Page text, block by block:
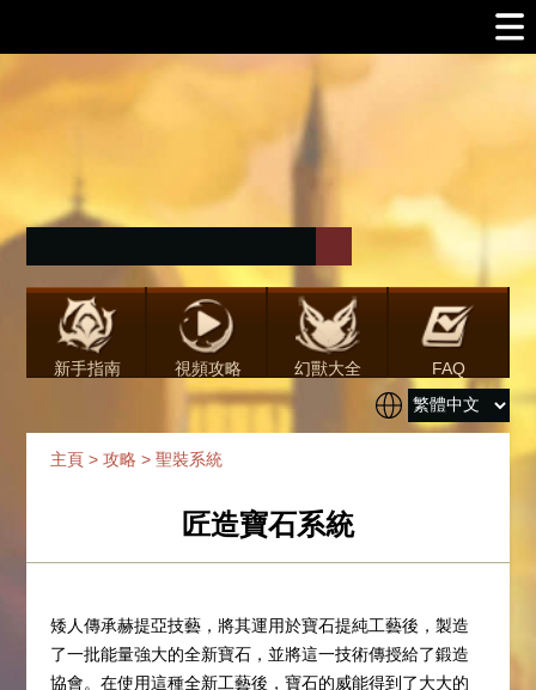
新手指南 視頻攻略 幻獸大全 FAQ
主頁 >攻略 >聖裝系統
匠造寶石系統
矮人傳承赫提亞技藝，將其運用於寶石提純工藝後，製造
了一批能量強大的全新寶石，並將這一技術傳授給了鍛造
協會。在使用這種全新工藝後，寶石的威能得到了大大的